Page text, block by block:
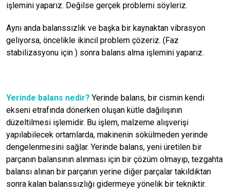
işlemini yaparız. Değilse gerçek problemi söyleriz.
Aynı anda balanssızlık ve başka bir kaynaktan vibrasyon
geliyorsa, öncelikle ikincil problem çözeriz. (Faz
stabilizasyonu için ) sonra balans alma işlemini yaparız.
Yerinde balans nedir? Yerinde balans, bir cismin kendi
ekseni etrafında dönerken oluşan kütle dağılışının
düzeltilmesi işlemidir. Bu işlem, malzeme alışverişi
yapılabilecek ortamlarda, makinenin sökülmeden yerinde
dengelenmesini sağlar. Yerinde balans, yeni üretilen bir
parçanın balansının alınması için bir çözüm olmayıp, tezgahta
balansı alınan bir parçanın yerine diğer parçalar takıldıktan
sonra kalan balanssızlığı gidermeye yönelik bir tekniktir.